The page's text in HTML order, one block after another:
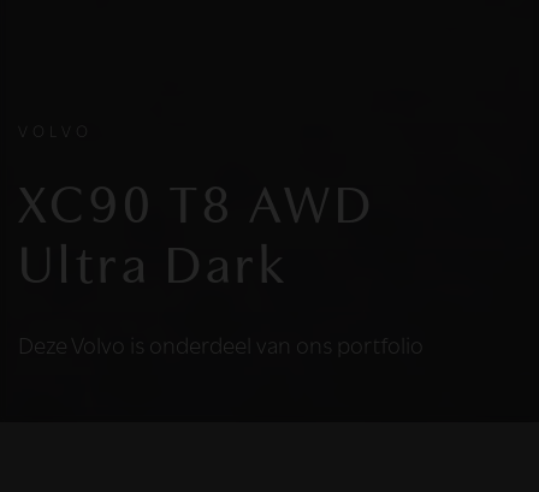
XC90 T8 AWD
Ultra Dark
Deze Volvo is onderdeel van ons portfolio